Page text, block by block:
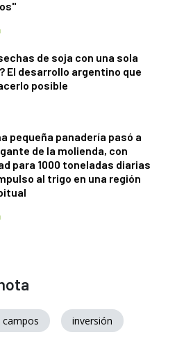
de soja con una sola
El desarrollo argentino que
posible
pequeña panadería pasó a
de la molienda, con
para 1000 toneladas diarias
al trigo en una región
inversión